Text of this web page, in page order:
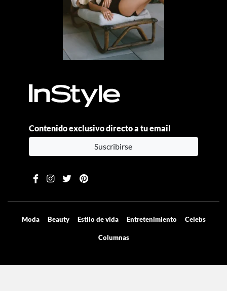
Contenido exclusivo directo a tu email
Suscribirse
Moda Beauty Estilo de vida Entretenimiento Celebs
Columnas